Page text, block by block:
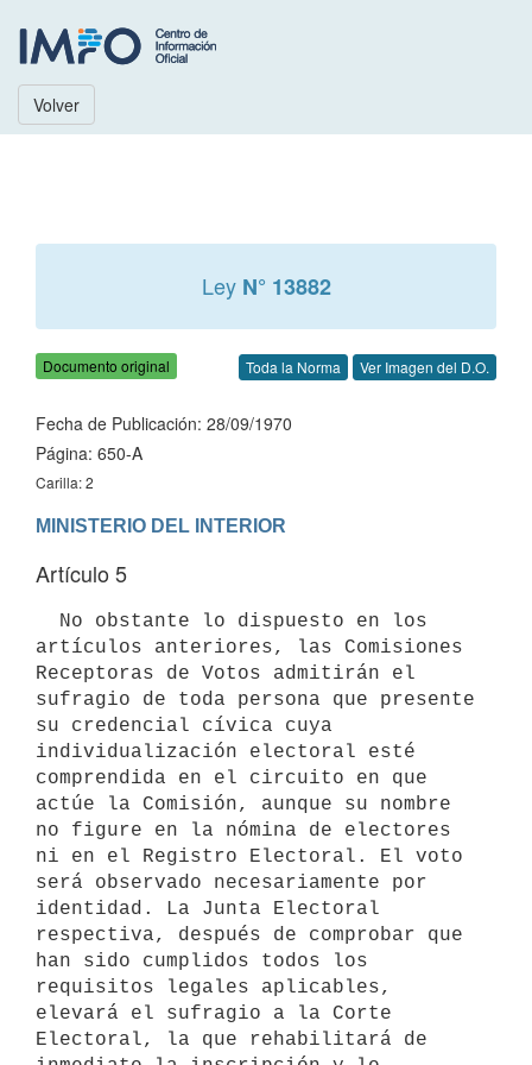
Volver
Ley N° 13882
Documento original Toda la Norma Ver Imagen del D.O.
Fecha de Publicación: 28/09/1970
Página: 650-A
Carilla: 2
MINISTERIO DEL INTERIOR
Artículo 5
artículos anteriores, las Comisiones
Receptoras de Votos admitirán el
sufragio de toda persona que presente
su credencial cívica cuya
individualización electoral esté
comprendida en el circuito en que
actúe la Comisión, aunque su nombre
no figure en la nómina de electores
ni en el Registro Electoral. El voto
será observado necesariamente por
identidad. La Junta Electoral
respectiva, después de comprobar que
han sido cumplidos todos los
requisitos legales aplicables,
elevará el sufragio a la Corte
Electoral, la que rehabilitará de